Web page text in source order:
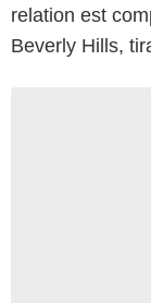
relation est
Beverly Hills,